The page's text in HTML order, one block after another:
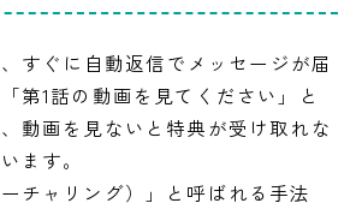
すぐに自動返信でメッセージが届
第1話の動画を見てください」と
動画を見ないと特典が受け取れな
ます。
チャリング）」と呼ばれる手法